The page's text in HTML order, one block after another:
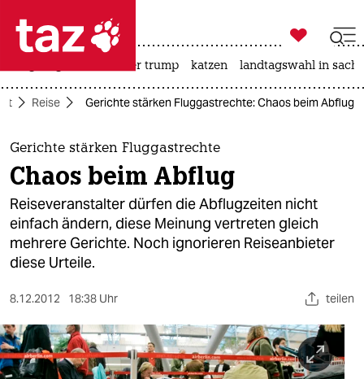
 taz zahl ich
taz zahl ich
themen
politik
öko
gesellschaft
kultur
sport
berlin

taz zahl ich
usa unter trump katzen landtagswahl in
Reise Gerichte stärken Fluggastrechte: Chaos beim Abflug
Gerichte stärken Fluggastrechte
Chaos beim Abflug
Reiseveranstalter dürfen die Abflugzeiten nicht
einfach ändern, diese Meinung vertreten gleich
mehrere Gerichte. Noch ignorieren Reiseanbieter
diese Urteile.
8.12.2012 18:38 Uhr teilen